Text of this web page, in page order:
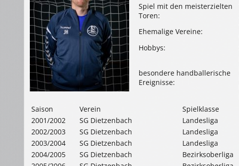
Spiel mit den meisterzielten
Toren:
Ehemalige Vereine:
Hobbys:
besondere handballerische
Ereignisse:
Saison
Verein Spielklasse
2001/2002
SG Dietzenbach Landesliga
2002/2003
SG Dietzenbach Landesliga
2003/2004
SG Dietzenbach Landesliga
2004/2005
SG Dietzenbach Bezirksoberliga